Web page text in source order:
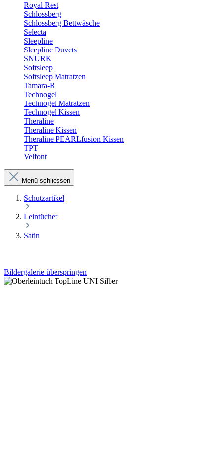
Royal Rest
Schlossberg
Schlossberg Bettwäsche
Selecta
Sleepline
Sleepline Duvets
SNURK
Softsleep
Softsleep Matratzen
Tamara-R
Technogel
Technogel Matratzen
Technogel Kissen
Theraline
Theraline Kissen
Theraline PEARLfusion Kissen
TPT
Velfont
Menü schliessen
Schutzartikel
Leintücher
Satin
Bildergalerie überspringen